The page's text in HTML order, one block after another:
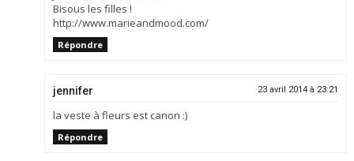
Bisous les filles !
http://www.marieandmood.com/
Répondre
jennifer 23 avril 2014 à 23:21
la veste à fleurs est canon :)
Répondre